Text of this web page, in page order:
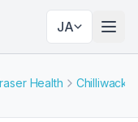
JA
ナビ
Health Chilliwack